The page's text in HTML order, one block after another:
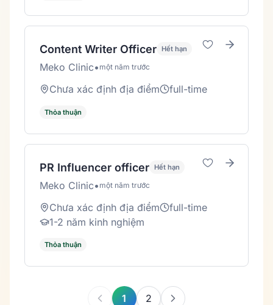
Content Writer Officer Hết hạn
Meko Clinic• một năm trước
Chưa xác định địa điểm full-time
Thỏa thuận
PR Influencer officer Hết hạn
Meko Clinic• một năm trước
Chưa xác định địa điểm
full-time
1-2 năm kinh nghiệm
Thỏa thuận
1 2